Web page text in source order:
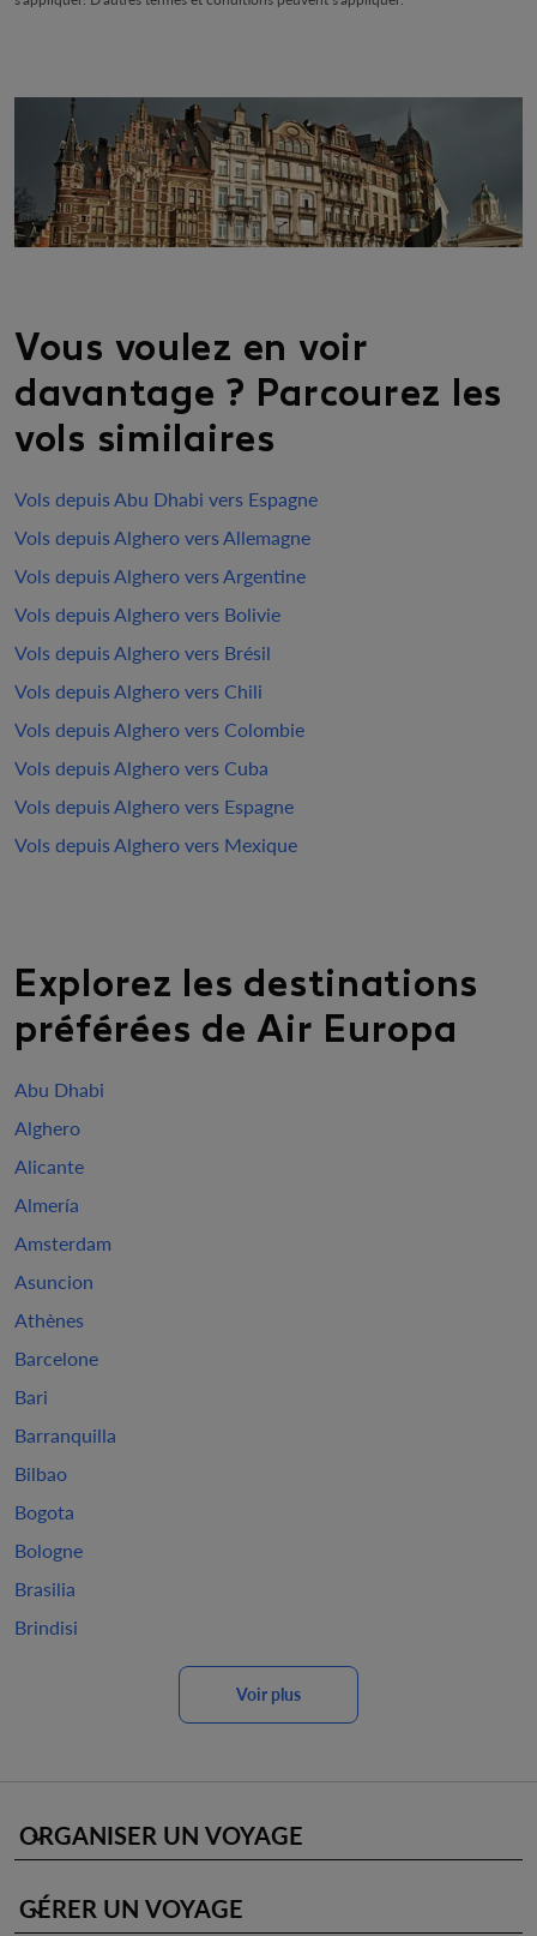
Vous voulez en voir
davantage ? Parcourez les
vols similaires
Vols depuis Abu Dhabi vers Espagne
Vols depuis Alghero vers Allemagne
Vols depuis Alghero vers Argentine
Vols depuis Alghero vers Bolivie
Vols depuis Alghero vers Brésil
Vols depuis Alghero vers Chili
Vols depuis Alghero vers Colombie
Vols depuis Alghero vers Cuba
Vols depuis Alghero vers Espagne
Vols depuis Alghero vers Mexique
Explorez les destinations
préférées de Air Europa
Abu Dhabi
Alghero
Alicante
Almería
Amsterdam
Asuncion
Athènes
Barcelone
Bari
Barranquilla
Bilbao
Bogota
Bologne
Brasilia
Brindisi
Voir plus
ORGANISER UN VOYAGE
keyboard_arrow_down
GÉRER UN VOYAGE
keyboard_arrow_down